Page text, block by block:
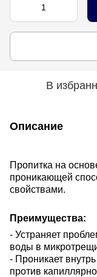
В
Описание
Пропитка на
проникающей
свойствами.
Преимущества:
- Устраняет
воды в
- Проникает
против